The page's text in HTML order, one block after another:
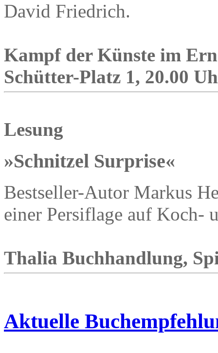
David Friedrich.
Kampf der Künste im
Schütter-Platz 1, 20.00
Lesung
»Schnitzel Surprise«
Bestseller-Autor Markus
einer Persiflage auf Koch-
Thalia Buchhandlung,
Aktuelle